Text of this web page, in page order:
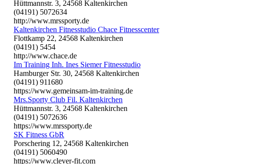
Hüttmannstr. 3, 24568 Kaltenkirchen
(04191) 5072634
http://www.mrssporty.de
Kaltenkirchen Fitnesstudio Chace Fitnesscenter
Flottkamp 22, 24568 Kaltenkirchen
(04191) 5454
http://www.chace.de
Im Training Inh. Ines Siemer Fitnesstudio
Hamburger Str. 30, 24568 Kaltenkirchen
(04191) 911680
https://www.gemeinsam-im-training.de
Mrs.Sporty Club Fil. Kaltenkirchen
Hüttmannstr. 3, 24568 Kaltenkirchen
(04191) 5072636
https://www.mrssporty.de
SK Fitness GbR
Porschering 12, 24568 Kaltenkirchen
(04191) 5060490
https://www.clever-fit.com